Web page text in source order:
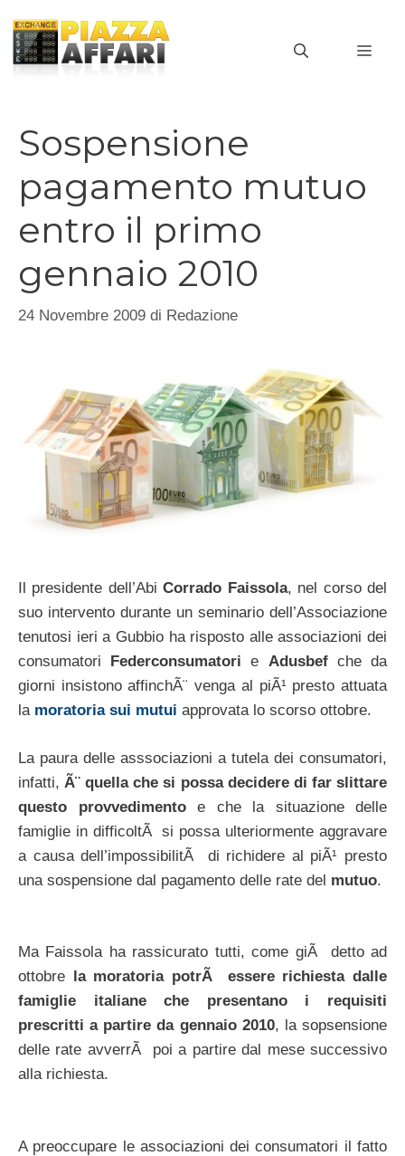
contenuto
Sospensione
pagamento mutuo
entro il primo
gennaio 2010
24 Novembre 2009 di Redazione
Il presidente dell’AbiCorrado Faissola, nel corso del
suo intervento durante un seminario dell’Associazione
tenutosi ieri a Gubbio ha risposto alle associazioni dei
consumatori Federconsumatori e Adusbefche da
giorni insistono affinchÃ¨ venga al piÃ¹ presto attuata
la moratoria sui mutui approvata lo scorso ottobre.
La paura delle asssociazioni a tutela dei consumatori,
infatti, Ã¨ quella che si possa decidere di far slittare
questo provvedimentoe che la situazione delle
famiglie in difficoltÃ si possa ulteriormente aggravare
a causa dell’impossibilitÃ di richidere al piÃ¹ presto
una sospensione dal pagamento delle rate del mutuo.
Ma Faissola ha rassicurato tutti, come giÃ detto ad
ottobre la moratoria potrÃ essere richiesta dalle
famiglie italiane che presentano i requisiti
prescritti a partire da gennaio 2010, la sopsensione
delle rate avverrÃ poi a partire dal mese successivo
alla richiesta.
A preoccupare le associazioni dei consumatori il fatto